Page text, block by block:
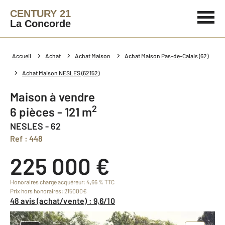
CENTURY 21
La Concorde
Accueil Achat Achat Maison Achat Maison Pas-de-Calais (62)
Achat Maison NESLES (62152)
Maison à vendre
6 pièces - 121 m2
NESLES - 62
Ref : 448
225 000 €
Honoraires charge acquéreur: 4,66 % TTC
Prix hors honoraires: 215000€
48 avis (achat/vente) : 9,6/10